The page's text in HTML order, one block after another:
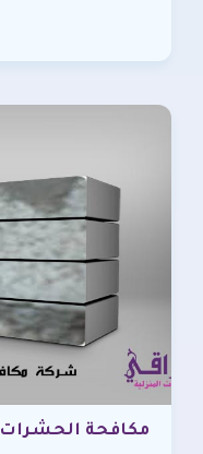
مكافحة الحشرات